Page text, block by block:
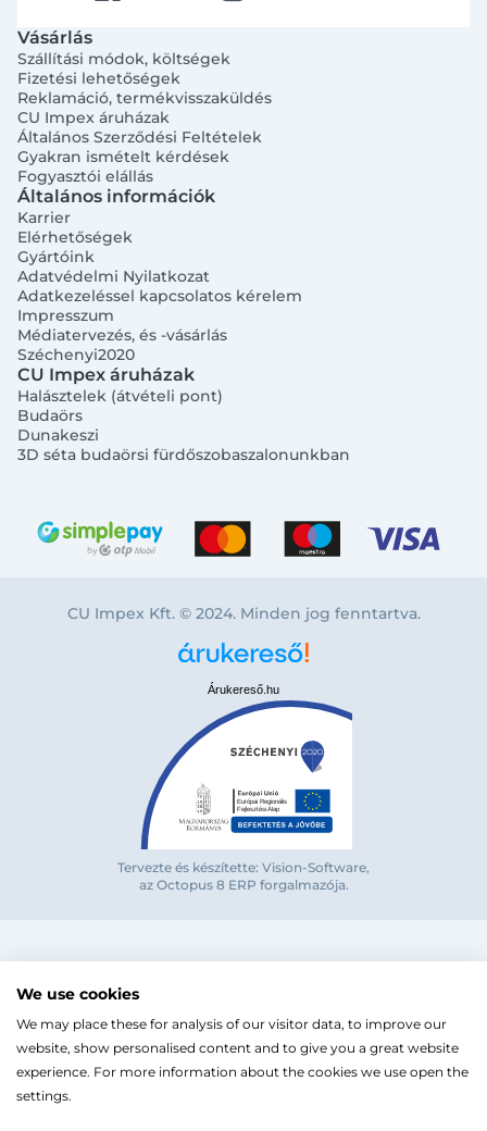
Bejelentkezés e-mail-címmel
Megjegyzés
Bejelentkezés
Bejelentkezés közösségi fiókkal
Facebook
Szaniterek
MOZGÁSKORLÁTOZOTT TERMÉKEK
ZUHANYKABINOK/AJTÓK
Íves zuhanykabin
Szögletes zuhanykabin
Fix zuhanyfal
Zuhanyajtó
Walk-in zuhanyfal
Radiátorok
TÖRÖLKÖZŐSZÁRÍTÓ RADIÁTOR
Törölközőszárító radiátor egyenes
Törölközőszárító radiátor íves
Fűtőpatron
HŐSZIVATTYÚK
Split levegő-víz hőszivattyú
Hőszivattyúhoz kiegészítő
Gépészet, szerszám
KESZTYŰK, VÉDŐFELSZERELÉSEK
LEVÁLASZTÓK
Automata és kézi légtelenítő
Kazán, vízmelegítő
CSŐTERMOSZTÁTOK
ELEKTROMOS KAZÁNOK, KIEGÉSZÍTŐK
Vásárlás
Szállítási módok, költségek
Fizetési lehetőségek
Reklamáció, termékvisszaküldés
CU Impex áruházak
Általános Szerződési Feltételek
Gyakran ismételt kérdések
Fogyasztói elállás
Általános információk
Karrier
Elérhetőségek
Gyártóink
Adatvédelmi Nyilatkozat
Adatkezeléssel kapcsolatos kérelem
Impresszum
Médiatervezés, és -vásárlás
Széchenyi2020
CU Impex áruházak
Halásztelek (átvételi pont)
Budaörs
Dunakeszi
3D séta budaörsi fürdőszobaszalonunkban
CU Impex Kft. © 2024. Minden jog fenntartva.
Árukereső.hu
Tervezte és készítette: Vision-Software,
az Octopus 8 ERP forgalmazója.
We use cookies
We may place these for analysis of our visitor data, to improve our
website, show personalised content and to give you a great website
experience. For more information about the cookies we use open the
settings.